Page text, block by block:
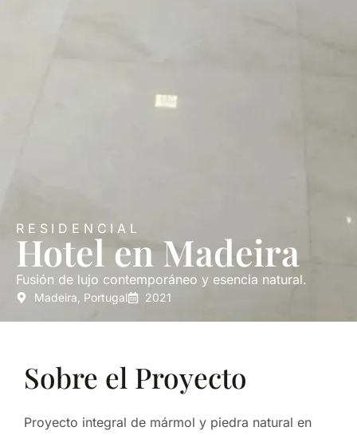
RESIDENCIAL
Hotel en Madeira
Fusión de lujo contemporáneo y esencia natural.
Madeira, Portugal 2021
Sobre el Proyecto
Proyecto integral de mármol y piedra natural en